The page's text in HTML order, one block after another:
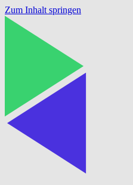
Zum Inhalt springen